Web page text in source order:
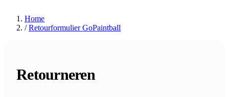
Home
/ Retourformulier GoPaintball
Retourneren